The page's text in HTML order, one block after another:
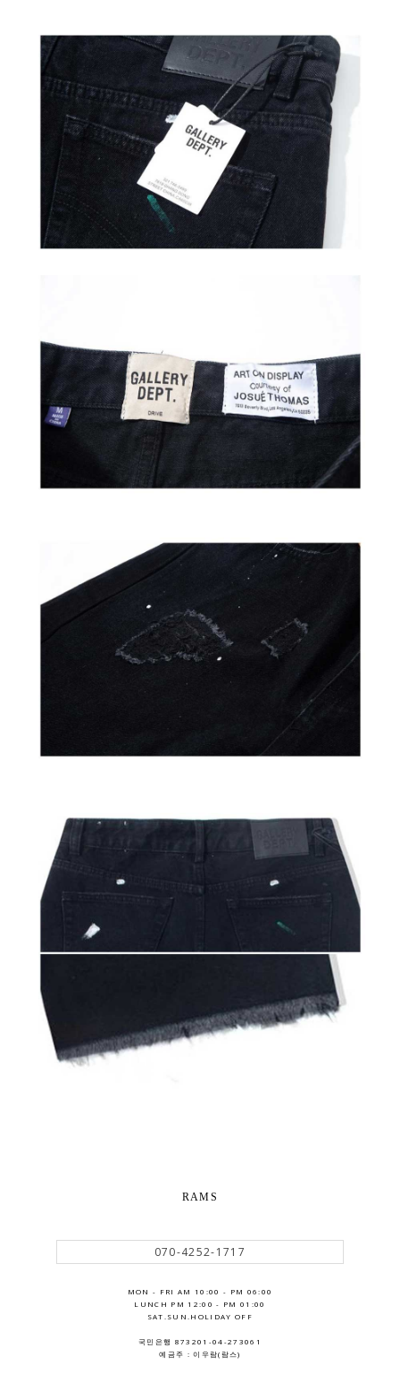
RAMS
070-4252-1717
MON - FRI AM 10:00 - PM 06:00
LUNCH PM 12:00 - PM 01:00
SAT.SUN.HOLIDAY OFF
국민은행 873201-04-273061
예금주 : 이우람(람스)